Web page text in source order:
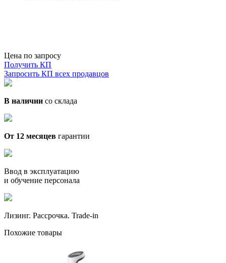
Цена по запросу
Получить КП
Запросить КП всех продавцов
В наличии со склада
От 12 месяцев гарантии
Ввод в эксплуатацию
и обучение персонала
Лизинг. Рассрочка. Trade-in
Похожие товары